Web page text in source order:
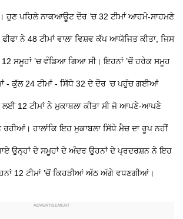
ਹੁਣ ਪਹਿਲੇ ਨਾਕਆਊਟ ਦੌਰ ’ਚ 32 ਟੀਮਾਂ ਆਹਮੋ-ਸਾਹਮਣੇ
ਨੇ 48 ਟੀਮਾਂ ਵਾਲਾ ਵਿਸ਼ਵ ਕੱਪ ਆਯੋਜਿਤ ਕੀਤਾ, ਜਿਸ
12 ਸਮੂਹਾਂ ’ਚ ਵੰਡਿਆ ਗਿਆ ਸੀ। ਇਹਨਾਂ ’ਚੋਂ ਹਰੇਕ ਸਮੂਹ
- ਕੁੱਲ 24 ਟੀਮਾਂ - ਸਿੱਧੇ 32 ਦੇ ਦੌਰ ’ਚ ਪਹੁੰਚ ਗਈਆਂ
ਲਈ 12 ਟੀਮਾਂ ਨੇ ਮੁਕਾਬਲਾ ਕੀਤਾ ਸੀ ਜੋ ਆਪਣੇ-ਆਪਣੇ
ਰਹੀਆਂ। ਹਾਲਾਂਕਿ ਇਹ ਮੁਕਾਬਲਾ ਸਿੱਧੇ ਮੈਚ ਦਾ ਰੂਪ ਨਹੀਂ
ਉਨ੍ਹਾਂ ਦੇ ਸਮੂਹਾਂ ਦੇ ਅੰਦਰ ਉਹਨਾਂ ਦੇ ਪ੍ਰਦਰਸ਼ਨ ਨੇ ਇਹ
12 ਟੀਮਾਂ ’ਚੋਂ ਕਿਹੜੀਆਂ ਅੱਠ ਅੱਗੇ ਵਧਣਗੀਆਂ।